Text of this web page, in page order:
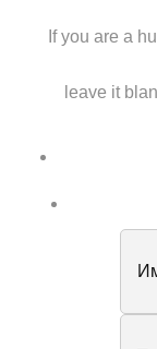
If you are a
leave it